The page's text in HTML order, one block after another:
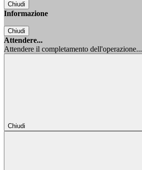
Chiudi
Informazione
Chiudi
Attendere...
Attendere il completamento dell'operazione...
Chiudi